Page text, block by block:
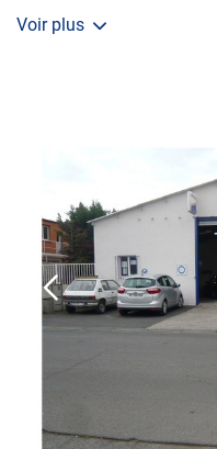
La visite initiale
Le Contrôle
Le contrôle de la
mobylette, 3 roues,
permis)
Le Contrôle
N’attendez plus pour
demandez un RDV dans
partir en voyage.
Voir plus